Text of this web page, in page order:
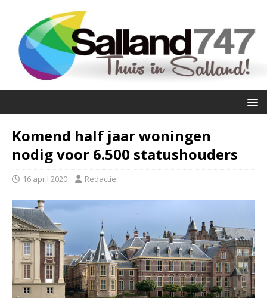
Komend half jaar woningen
nodig voor 6.500 statushouders
16 april 2020 Redactie